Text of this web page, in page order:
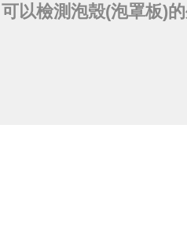
以檢測泡殼(泡罩板)